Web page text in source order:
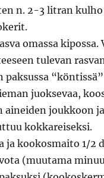
n. 2-3 litran
omassa
tulevan
paksussa
juoksevaa,
aineiden joukkoon
kokkareiseksi.
ja kookosmaito 1/2
(muutama